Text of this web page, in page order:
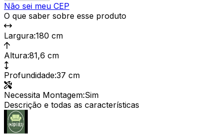
Não sei meu CEP
O que saber sobre esse produto
Largura:180 cm
Altura:81,6 cm
Profundidade:37 cm
Necessita Montagem:Sim
Descrição e todas as características